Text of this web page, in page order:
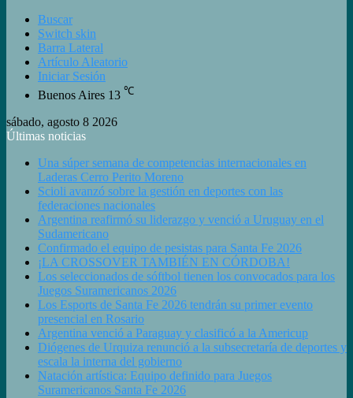
Buscar
Switch skin
Barra Lateral
Artículo Aleatorio
Iniciar Sesión
Buenos Aires 13 ℃
sábado, agosto 8 2026
Últimas noticias
Una súper semana de competencias internacionales en
Laderas Cerro Perito Moreno
Scioli avanzó sobre la gestión en deportes con las
federaciones nacionales
Argentina reafirmó su liderazgo y venció a Uruguay en el
Sudamericano
Confirmado el equipo de pesistas para Santa Fe 2026
¡LA CROSSOVER TAMBIÉN EN CÓRDOBA!
Los seleccionados de sóftbol tienen los convocados para los
Juegos Suramericanos 2026
Los Esports de Santa Fe 2026 tendrán su primer evento
presencial en Rosario
Argentina venció a Paraguay y clasificó a la Americup
Diógenes de Urquiza renunció a la subsecretaría de deportes y
escala la interna del gobierno
Natación artística: Equipo definido para Juegos
Suramericanos Santa Fe 2026